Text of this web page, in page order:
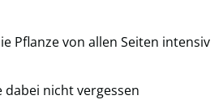
Pflanze von allen Seiten intensiv
nicht vergessen